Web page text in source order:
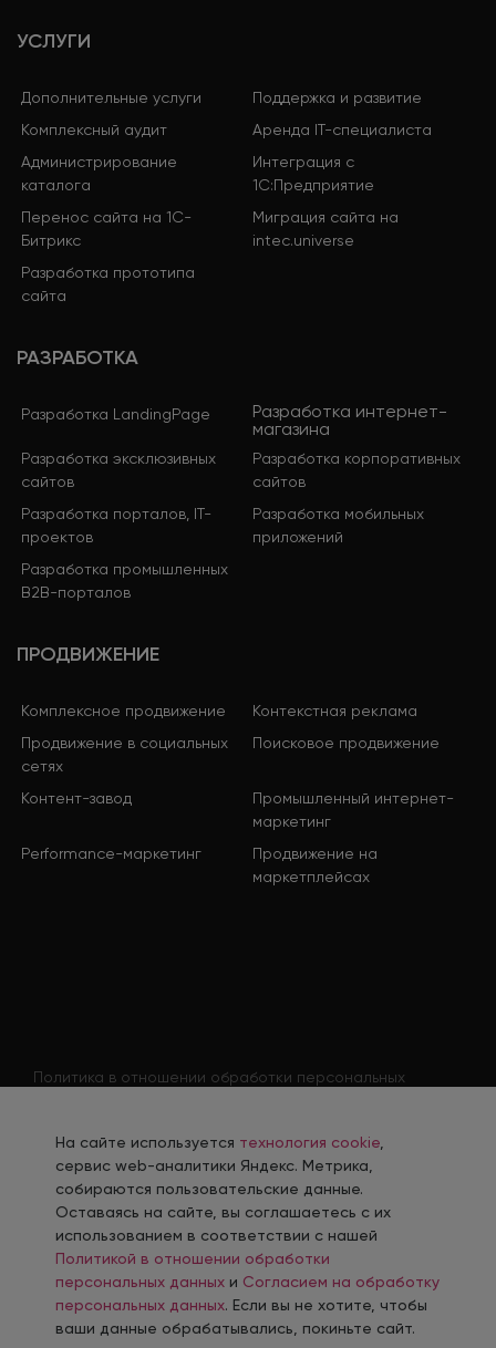
УСЛУГИ
Дополнительные услуги
Поддержка и развитие
Комплексный аудит
Аренда IT-специалиста
Администрирование
каталога
Интеграция с
1С:Предприятие
Перенос сайта на 1С-
Битрикс
Миграция сайта на
intec.universe
Разработка прототипа
сайта
РАЗРАБОТКА
Разработка LandingPage
Разработка интернет-
магазина
Разработка эксклюзивных
сайтов
Разработка корпоративных
сайтов
Разработка порталов, IT-
проектов
Разработка мобильных
приложений
Разработка промышленных
B2B-порталов
ПРОДВИЖЕНИЕ
Комплексное продвижение
Контекстная реклама
Продвижение в социальных
сетях
Поисковое продвижение
Контент-завод
Промышленный интернет-
маркетинг
Performance-маркетинг
Продвижение на
маркетплейсах
Политика в отношении обработки персональных
Согласие на обработку персональных данных
соискателя
Политика использования файлов cookie
Согласие на получение рекламной рассылки
Разработка, сопровождение и продвижение сайтов в г. Казань
На сайте используется технология cookie
сервис web-аналитики Яндекс. Метрика,
собираются пользовательские данные.
Оставаясь на сайте, вы соглашаетесь с их
использованием в соответствии с нашей
Политикой в отношении обработки
персональных данных и Согласием на обработку
персональных данных. Если вы не хотите, чтобы
ваши данные обрабатывались, покиньте сайт.